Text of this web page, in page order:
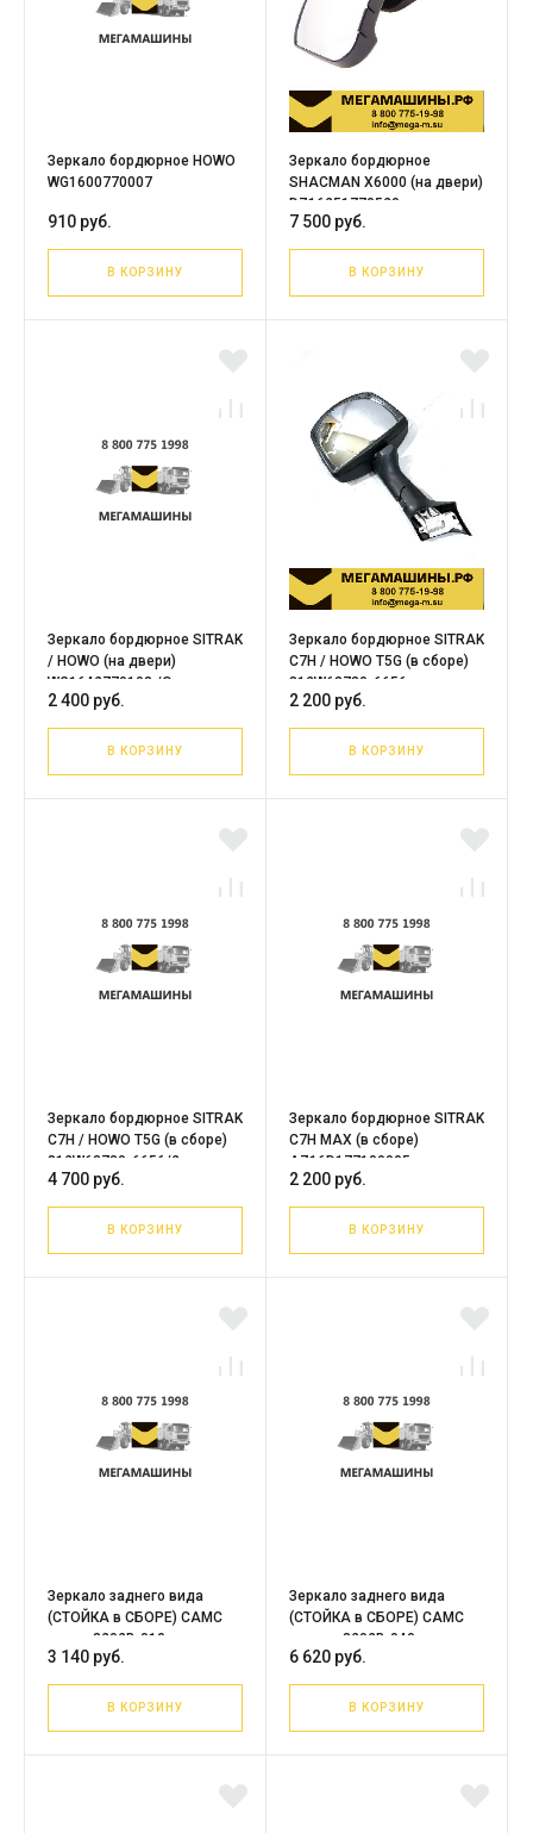
Зеркало бордюрное HOWO
WG1600770007
910 руб.
В КОРЗИНУ
Зеркало бордюрное
SHACMAN X6000 (на двери)
DZ16251770520
7 500 руб.
В КОРЗИНУ
Зеркало бордюрное SITRAK
/ HOWO (на двери)
WG1642770103 /Оригинал
2 400 руб.
В КОРЗИНУ
Зеркало бордюрное SITRAK
C7H / HOWO T5G (в сборе)
812W63730-6656
(СКЛАДНОЕ)
2 200 руб.
В КОРЗИНУ
Зеркало бордюрное SITRAK
C7H / HOWO T5G (в сборе)
812W63730-6656/2
(СКЛАДНОЕ) /Оригинал
4 700 руб.
В КОРЗИНУ
Зеркало бордюрное SITRAK
C7H MAX (в сборе)
AZ16D177100005
2 200 руб.
В КОРЗИНУ
Зеркало заднего вида
(СТОЙКА в СБОРЕ) CAMC
левое 8202B-010
3 140 руб.
В КОРЗИНУ
Зеркало заднего вида
(СТОЙКА в СБОРЕ) CAMC
правое 8202B-040
6 620 руб.
В КОРЗИНУ